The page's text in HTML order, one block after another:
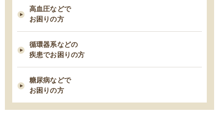
2021/02/23
ー
糖尿病性腎症を進行させないための食事療法
高血圧などで
お困りの方
循環器系などの
疾患でお困りの方
糖尿病などで
お困りの方